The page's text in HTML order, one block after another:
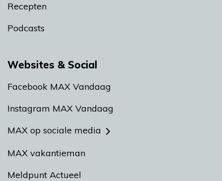
Recepten
Podcasts
Websites & Social
Facebook MAX Vandaag
Instagram MAX Vandaag
MAX op sociale media
MAX vakantieman
Meldpunt Actueel